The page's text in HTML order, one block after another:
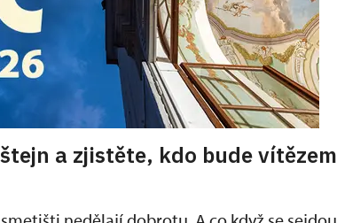
a zjistěte, kdo bude vítězem